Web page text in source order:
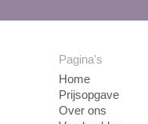
Pagina's
Home
Prijsopgave
Over ons